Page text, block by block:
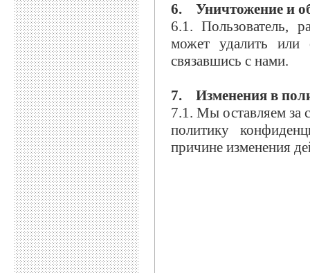
6. Уничтожение и
6.1. Пользователь,
может удалить или
связавшись с нами.
7. Изменения в
7.1. Мы оставляем за
политику
причине изменения